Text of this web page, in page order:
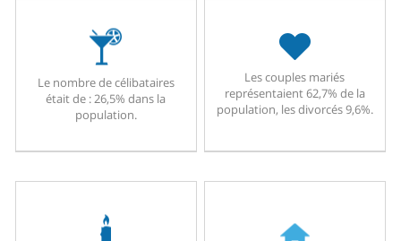
Le nombre de célibataires
était de : 26,5% dans la
population.
Les couples mariés
représentaient 62,7% de la
population, les divorcés 9,6%.